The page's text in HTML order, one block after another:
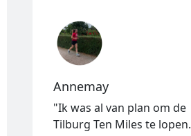
Annemay
"Ik was al van plan om de
Tilburg Ten Miles te lopen.